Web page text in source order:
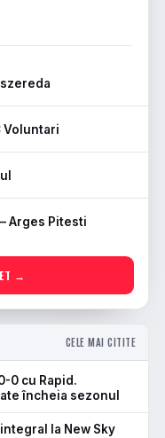
Voluntari
Arges Pitesti
→
CELE MAI CITITE
0 cu Rapid.
încheia sezonul
la New Sky